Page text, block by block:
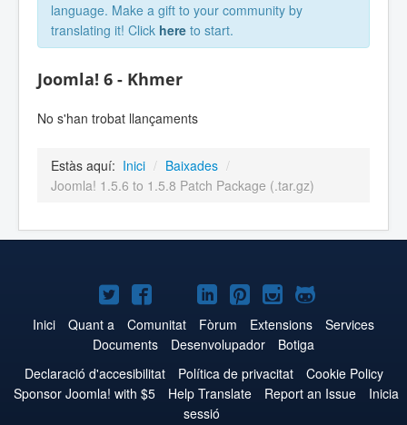
language. Make a gift to your community by
translating it! Click here to start.
Joomla! 6 - Khmer
No s'han trobat llançaments
Estàs aquí: Inici / Baixades /
Joomla! 1.5.6 to 1.5.8 Patch Package (.tar.gz)
Joomla!
a
Twitter
Joomla!
a
Facebook
Joomla!
a
YouTube
Joomla!
a
LinkedIn
Joomla!
a
Pinterest
Joomla!
a
Instagram
Joomla!
a
GitHub
Inici Quant a Comunitat Fòrum Extensions
Services
Documents
Desenvolupador
Botiga
Declaració d'accesibilitat
Política de privacitat
Cookie Policy
Sponsor Joomla! with $5
Help Translate Report an Issue
Inicia
sessió